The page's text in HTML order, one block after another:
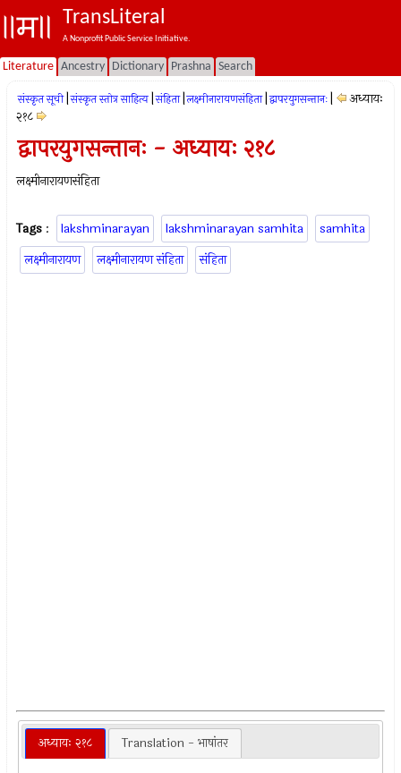
TransLiteral
A Nonprofit Public Service Initiative.
Literature Ancestry Dictionary Prashna Search
संस्कृत सूची संस्कृत स्तोत्र साहित्य संहिता लक्ष्मीनारायणसंहिता द्वापरयुगसन्तानः
अध्यायः
२१८
द्वापरयुगसन्तानः - अध्यायः २१८
लक्ष्मीनारायणसंहिता
Tags : lakshminarayan lakshminarayan samhita
samhita
लक्ष्मीनारायण
लक्ष्मीनारायण संहिता संहिता
अध्यायः २१८ Translation - भाषांतर